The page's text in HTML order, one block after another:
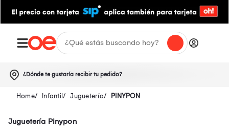
¿Dónde te gustaría recibir tu pedido?
Infantil Juguetería PINYPON
Juguetería Pinypon